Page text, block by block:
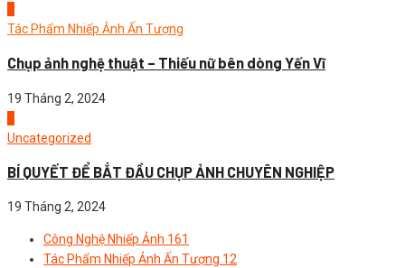
Tác Phẩm Nhiếp Ảnh Ấn Tượng
Chụp ảnh nghệ thuật – Thiếu nữ bên dòng Yến Vĩ
19 Tháng 2, 2024
Uncategorized
BÍ QUYẾT ĐỂ BẮT ĐẦU CHỤP ẢNH CHUYÊN NGHIỆP
19 Tháng 2, 2024
Công Nghệ Nhiếp Ảnh 161
Tác Phẩm Nhiếp Ảnh Ấn Tượng 12